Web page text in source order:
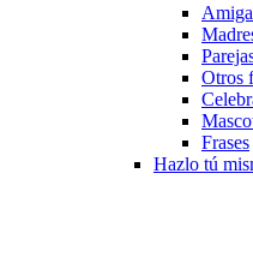
Otros
Frases
Hazlo tú